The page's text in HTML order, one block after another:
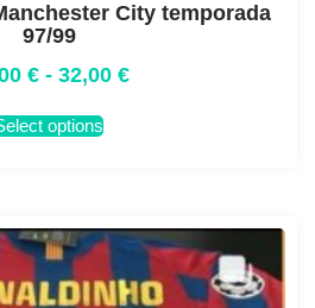
City temporada
97/99
€ - 32,00 €
options